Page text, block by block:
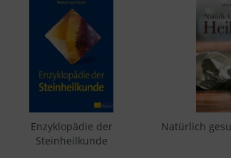
Enzyklopädie der
Steinheilkunde
Natürlich